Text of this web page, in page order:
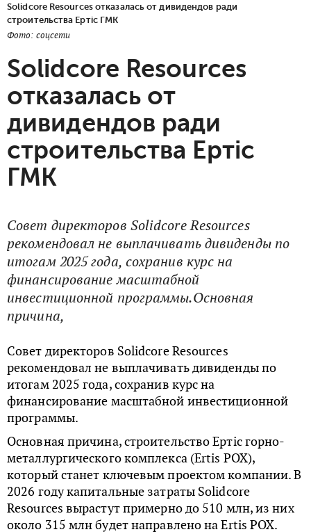
Solidcore Resources отказалась от дивидендов ради
строительства Ертic ГМК
Фото: соцсети
Solidcore Resources
отказалась от
дивидендов ради
строительства Ертic
ГМК
Совет директоров Solidcore Resources
рекомендовал не выплачивать дивиденды по
итогам 2025 года, сохранив курс на
финансирование масштабной
инвестиционной программы.Основная
причина,
Совет директоров Solidcore Resources
рекомендовал не выплачивать дивиденды по
итогам 2025 года, сохранив курс на
финансирование масштабной инвестиционной
программы.
Основная причина, строительство Ертic горно-
металлургического комплекса (Ertis POX),
который станет ключевым проектом компании. В
2026 году капитальные затраты Solidcore
Resources вырастут примерно до 510 млн, из них
около 315 млн будет направлено на Ertis POX.